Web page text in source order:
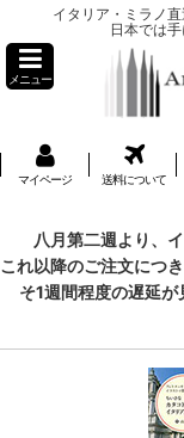
イタリア・ミラノ
日本では
メニュー
マイページ 送料について
八月第二週より、
これ以降のご注文につ
そ1週間程度の遅延が